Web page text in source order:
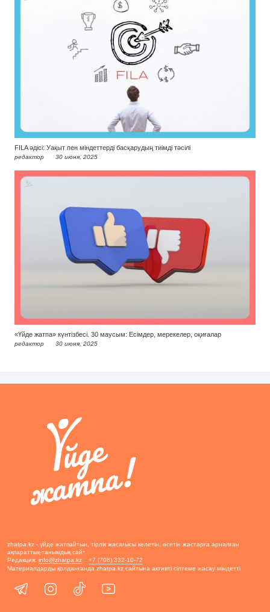
FILA әдісі: Уақыт пен міндеттерді басқарудың тиімді тәсілі
редактор 30 июня, 2025
«Үйде жатпа» күнтізбесі. 30 маусым: Есімдер, мерекелер, оқиғалар
редактор 30 июня, 2025
zhatpa.kz - үйде жатпайтын, тірлік жасағысы келетін, өсетін жастарға арналған
ақпараттық-танымдық сайт
Редакция: info@zhatpa.kz
+7 (708) 332-10-72
Материалдарды қолданғанда zhatpa.kz сайтына активті сілтеме жасау міндетті